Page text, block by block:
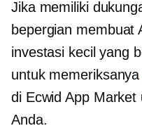
Jika memiliki
bepergian membuat
investasi kecil yang
untuk
di Ecwid App
Anda.